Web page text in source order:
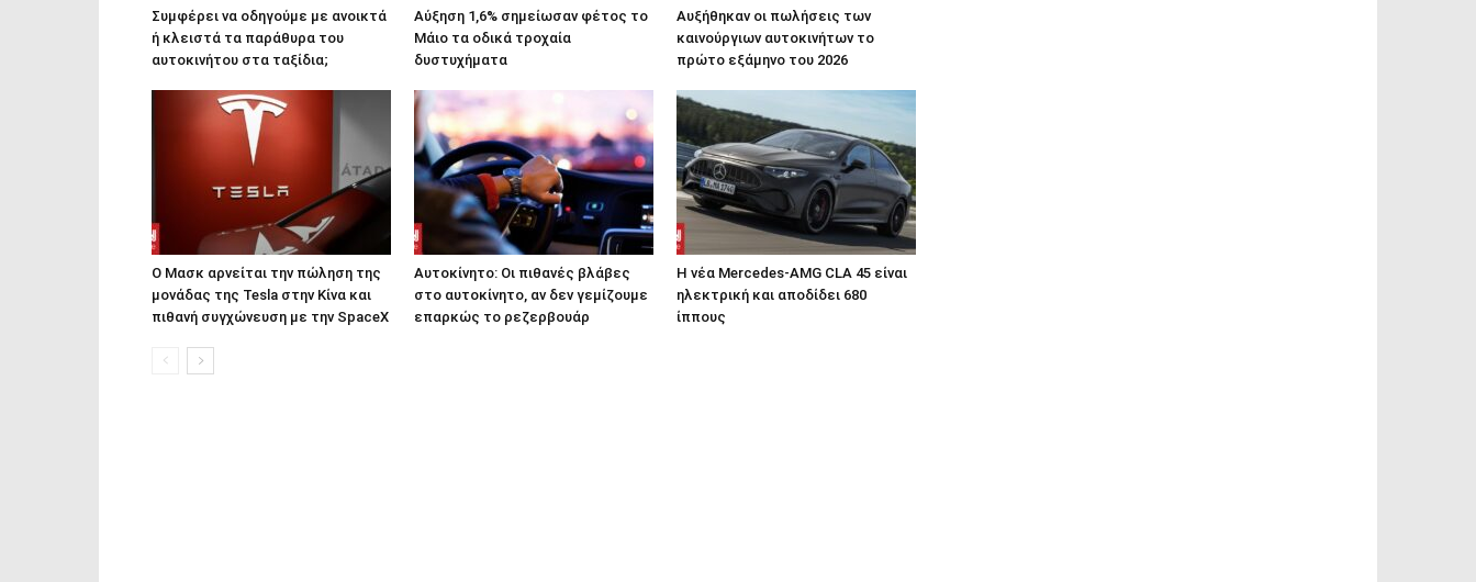
Συμφέρει να οδηγούμε με ανοικτά
ή κλειστά τα παράθυρα του
αυτοκινήτου στα ταξίδια;
Αύξηση 1,6% σημείωσαν φέτος το
Μάιο τα οδικά τροχαία
δυστυχήματα
Αυξήθηκαν οι πωλήσεις των
καινούργιων αυτοκινήτων το
πρώτο εξάμηνο του 2026
Ο Μασκ αρνείται την πώληση της
μονάδας της Tesla στην Κίνα και
πιθανή συγχώνευση με την SpaceX
Αυτοκίνητο: Οι πιθανές βλάβες
στο αυτοκίνητο, αν δεν γεμίζουμε
επαρκώς το ρεζερβουάρ
Η νέα Mercedes-AMG CLA 45 είναι
ηλεκτρική και αποδίδει 680
ίππους